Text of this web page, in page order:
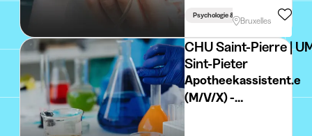
Psychologie & Educatieve
Bruxelles
CHU Saint-Pierre |
Sint-Pieter
Apotheekassistent.e
(M/V/X) -